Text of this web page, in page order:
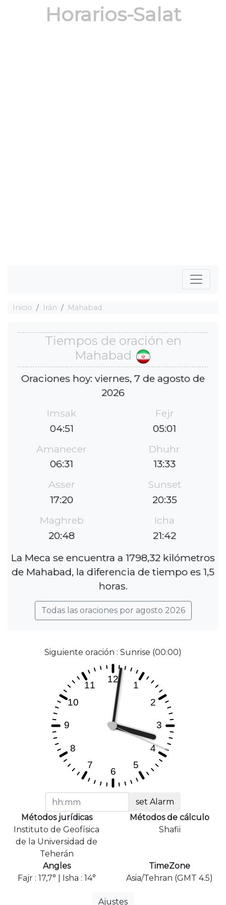
Horarios-Salat
Inicio Irán Mahabad
Tiempos de oración en
Mahabad
Oraciones hoy: viernes, 7 de agosto de
2026
Imsak
04:51
Fejr
05:01
Amanecer
06:31
Dhuhr
13:33
Asser
17:20
Sunset
20:35
Maghreb
20:48
Icha
21:42
La Meca se encuentra a 1798,32 kilómetros
de Mahabad, la diferencia de tiempo es 1,5
horas.
Todas las oraciones por agosto 2026
Siguiente oración : Sunrise (00:00)
set Alarm
Métodos jurídicas
Instituto de Geofísica
de la Universidad de
Teherán
Métodos de cálculo
Shafii
Angles
Fajr : 17,7° | Isha : 14°
TimeZone
Asia/Tehran (GMT 4.5)
Ajustes